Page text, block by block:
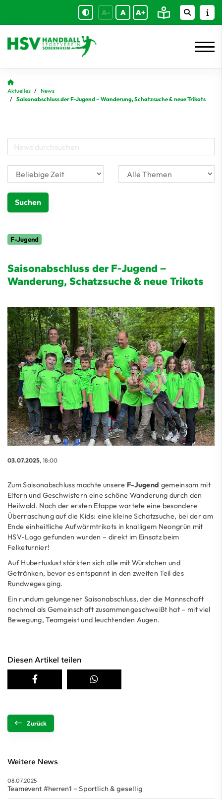
A- A A+
Aktuelles
News
Saisonabschluss der F-Jugend – Wanderung, Schatzsuche & neue Trikots
F-Jugend
Saisonabschluss der F-Jugend –
Wanderung, Schatzsuche & neue Trikots
03.07.2025, 18:00
Zum Saisonabschluss machte unsere F-Jugend gemeinsam mit
Eltern und Geschwistern eine schöne Wanderung durch den
Heilwald. Nach der ersten Etappe wartete eine besondere
Überraschung auf die Kids: eine kleine Schatzsuche, bei der am
Ende einheitliche Aufwärmtrikots in knalligem Neongrün mit
HSV-Logo gefunden wurden – direkt im Einsatz beim
Felketurnier!
Auf Hubertuslust stärkten sich alle mit Würstchen und
Getränken, bevor es entspannt in den zweiten Teil des
Rundweges ging.
Ein rundum gelungener Saisonabschluss, der die Mannschaft
nochmal als Gemeinschaft zusammengeschweißt hat – mit viel
Bewegung, Teamgeist und leuchtenden Augen.
Diesen Artikel teilen
Zurück
Weitere News
08.07.2025
Teamevent #herren1 – Sportlich & gesellig